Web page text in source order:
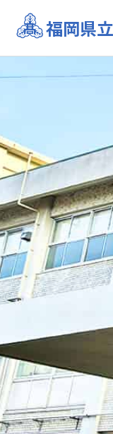
福岡県
スモールステップで